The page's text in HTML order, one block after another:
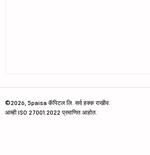
©2026, 5paisa कॅपिटल लि. सर्व हक्क राखीव.
आम्ही ISO 27001:2022 प्रमाणित आहोत.